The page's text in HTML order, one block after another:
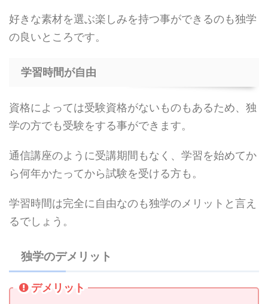
好きな素材を選ぶ楽しみを持つ事ができるのも独学
の良いところです。
学習時間が自由
資格によっては受験資格がないものもあるため、独
学の方でも受験をする事ができます。
通信講座のように受講期間もなく、学習を始めてか
ら何年かたってから試験を受ける方も。
学習時間は完全に自由なのも独学のメリットと言え
るでしょう。
独学のデメリット
デメリット